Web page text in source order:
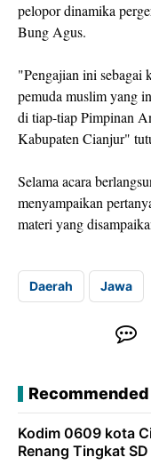
pelopor dinamika
Bung Agus.
"Pengajian ini sebagai
pemuda muslim yang
di tiap-tiap Pimpinan
Kabupaten Cianjur"
Selama acara
menyampaikan
materi yang
Daerah Jawa
Recommended
Kodim 0609 kota
Renang Tingkat